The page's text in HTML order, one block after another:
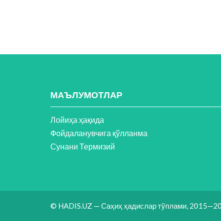
МАЪЛУМОТЛАР
Лойиҳа ҳақида
Фойдаланувчига қўлланма
Сунани Термизий
© HADIS.UZ — Саҳиҳ ҳадислар тўплами,